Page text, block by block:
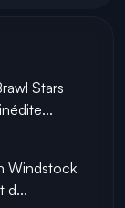
Stars
Windstock
d...